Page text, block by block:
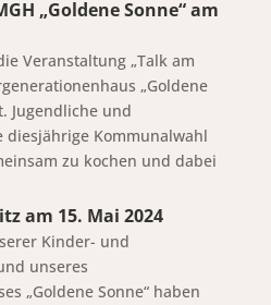
„Goldene Sonne“ am
Veranstaltung „Talk am
„Goldene
Jugendliche und
Kommunalwahl
zu kochen und dabei
am 15. Mai 2024
Kinder- und
unseres
„Goldene Sonne“ haben